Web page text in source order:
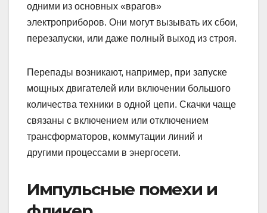
одними из основных «врагов»
электроприборов. Они могут вызывать их сбои,
перезапуски, или даже полный выход из строя.
Перепады возникают, например, при запуске
мощных двигателей или включении большого
количества техники в одной цепи. Скачки чаще
связаны с включением или отключением
трансформаторов, коммутации линий и
другими процессами в энергосети.
Импульсные помехи и